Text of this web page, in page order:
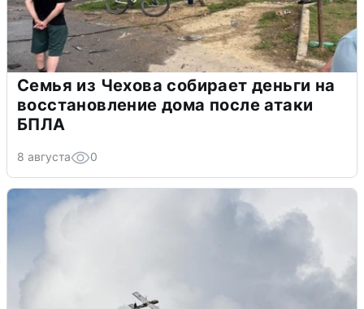
Семья из Чехова собирает деньги на
восстановление дома после атаки
БПЛА
8 августа 0